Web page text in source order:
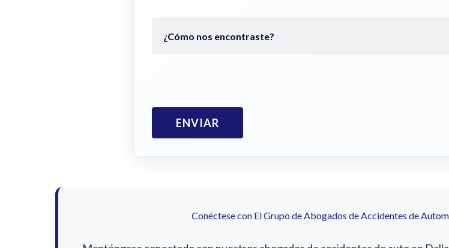
Conéctese con El Grupo de Abogados de Accidentes de